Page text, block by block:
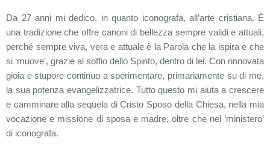
Da 27 anni mi dedico, in quanto iconografa, all’arte cristiana. È
una tradizione che offre canoni di bellezza sempre validi e attuali,
perché sempre viva, vera e attuale è la Parola che la ispira e che
si ‘muove’, grazie al soffio dello Spirito, dentro di lei. Con rinnovata
gioia e stupore continuo a sperimentare, primariamente su di me,
la sua potenza evangelizzatrice. Tutto questo mi aiuta a crescere
e camminare alla sequela di Cristo Sposo della Chiesa, nella mia
vocazione e missione di sposa e madre, oltre che nel ‘ministero’
di iconografa.